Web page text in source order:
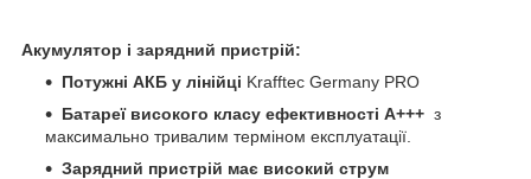
Акумулятор і зарядний пристрій:
Потужні АКБ у лінійці Krafftec Germany PRO
Батареї високого класу ефективності А+++ з
максимально тривалим терміном експлуатації.
Зарядний пристрій має високий струм